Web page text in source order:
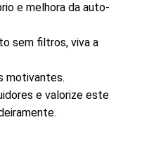
e melhora da auto-
sem filtros, viva a
motivantes.
e valorize este